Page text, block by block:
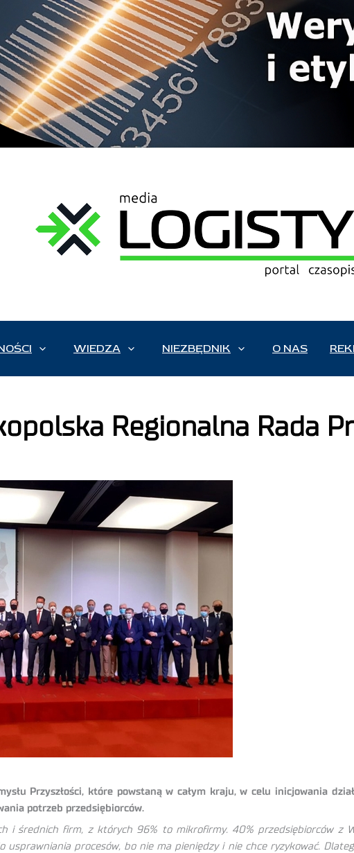
WIEDZA NIEZBĘDNIK O NAS
Regionalna Rada
Przyszłości, które powstaną w całym kraju, w celu inicjowania
potrzeb przedsiębiorców.
i średnich firm, z których 96% to mikrofirmy. 40% przedsiębiorców z
usprawniania procesów, bo nie ma pieniędzy i nie chce ryzykować.